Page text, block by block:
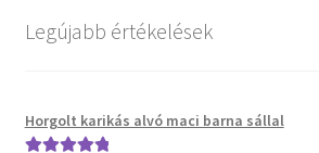
Kosár
Termékeink
Legújabb értékelések
Horgolt karikás alvó maci barna sállal